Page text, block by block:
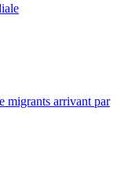
migrants arrivant par